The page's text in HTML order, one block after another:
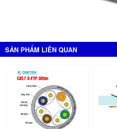
SẢN PHẨM LIÊN QUAN